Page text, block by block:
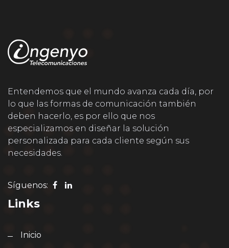
Entendemos que el mundo avanza cada día, por
lo que las formas de comunicación también
deben hacerlo, es por ello que nos
especializamos en diseñar la solución
personalizada para cada cliente según sus
necesidades.
Síguenos:
Links
Inicio